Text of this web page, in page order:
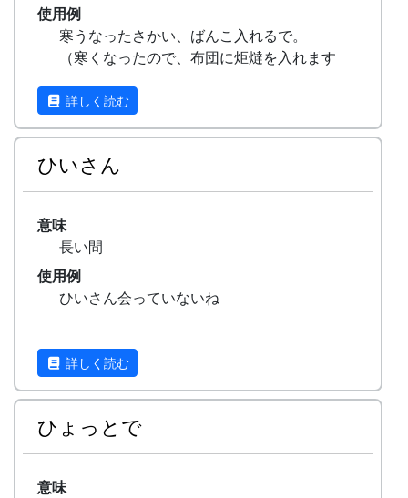
使用例
寒うなったさかい、ばんこ入れるで。
（寒くなったので、布団に炬燵を入れます
詳しく読む
ひいさん
意味
長い間
使用例
ひいさん会っていないね
詳しく読む
ひょっとで
意味